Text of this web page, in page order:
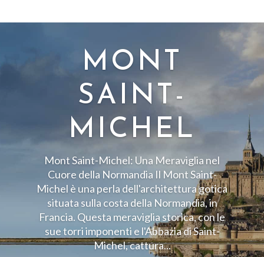
TORINO
Torino: Un'Avventura Culturale nel Cuore
del Piemonte Situata nel cuore del
Piemonte, Torino è una città ricca di storia,
cultura e bellezza. Questa destinazione
italiana offre un'esperienza straordinaria
per i viaggi di gruppo in autobus, con una
vasta gamma di...
LEGGI DI PIÙ